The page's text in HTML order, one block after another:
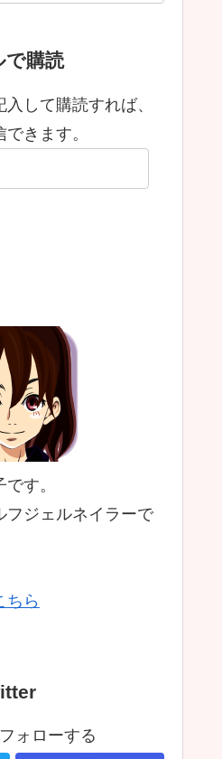
で購読
して購読すれば、
きます。
す。
フジェルネイラーで
ちら
ォローする